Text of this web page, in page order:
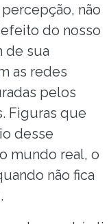
não
do nosso
de sua
as redes
pelos
Figuras que
desse
mundo real, o
não fica